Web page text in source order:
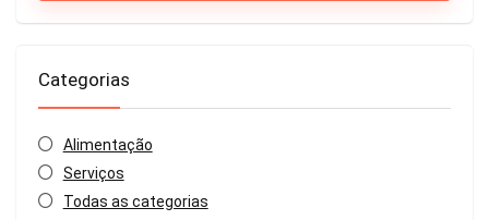
Categorias
Alimentação
Serviços
Todas as categorias